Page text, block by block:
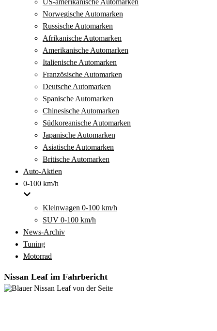
US-amerikanische Automarken
Norwegische Automarken
Russische Automarken
Afrikanische Automarken
Amerikanische Automarken
Italienische Automarken
Französische Automarken
Deutsche Automarken
Spanische Automarken
Chinesische Automarken
Südkoreanische Automarken
Japanische Automarken
Asiatische Automarken
Britische Automarken
Auto-Aktien
0-100 km/h
Kleinwagen 0-100 km/h
SUV 0-100 km/h
News-Archiv
Tuning
Motorrad
Nissan Leaf im Fahrbericht